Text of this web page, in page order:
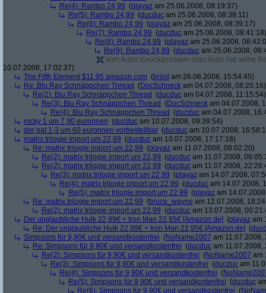
Re(4): Rambo 24,99 (playaz am 25.06.2008, 08:19:37)
Re(5): Rambo 24,99 (ducduc am 25.06.2008, 08:38:11)
Re(6): Rambo 24,99 (playaz am 25.06.2008, 08:39:17)
Re(7): Rambo 24,99 (ducduc am 25.06.2008, 08:41:18)
Re(8): Rambo 24,99 (playaz am 25.06.2008,
Re(9): Rambo 24,99 (ducduc am 25.06.2008,
Vom Autor zurückgezogen oder Autor hat seine
10.07.2008, 17:02:37)
The Fifth Element $11.95 amazon.com (brösl am 26.06.2008, 15:54:45)
Re: Blu Ray Schnäppchen Thread (DocSchneck am 04.07.2008, 08:25:16)
Re(2): Blu Ray Schnäppchen Thread (ducduc am 04.07.2008, 11:15:54)
Re(3): Blu Ray Schnäppchen Thread (DocSchneck am 04.07.2008,
Re(4): Blu Ray Schnäppchen Thread (ducduc am 04.07.2008,
rocky 1 um 7,90 euronnen (ducduc am 10.07.2008, 09:39:54)
der pat 1-3 um 60 euronnen vorbestellbar (ducduc am 10.07.2008,
matrix trilogie import um 22,99 (ducduc am 10.07.2008, 17:17:18)
Re: matrix trilogie import um 22,99 (playaz am 11.07.2008, 08:02:20)
Re(2): matrix trilogie import um 22,99 (ducduc am 11.07.2008,
Re(2): matrix trilogie import um 22,99 (ducduc am 11.07.2008,
Re(3): matrix trilogie import um 22,99 (playaz am 14.07.2008,
Re(4): matrix trilogie import um 22,99 (ducduc am 14.07.2008,
Re(5): matrix trilogie import um 22,99 (playaz am
Re: matrix trilogie import um 22,99 (bruce_wayne am 12.07.2008,
Re(2): matrix trilogie import um 22,99 (ducduc am 13.07.2008,
Der unglaubliche Hulk 22,99€ + Iron Man 22,95€ [Amazon.de] (playaz am
Re: Der unglaubliche Hulk 22,99€ + Iron Man 22,95€ [Amazon.de] (
Simpsons für 9,90€ und versandkostenfrei (NoName2007 am 11.07.2008,
Re: Simpsons für 9,90€ und versandkostenfrei (ducduc am 11.07.2008,
Re(2): Simpsons für 9,90€ und versandkostenfrei (NoName2007 am
Re(3): Simpsons für 9,90€ und versandkostenfrei (ducduc am
Re(4): Simpsons für 9,90€ und versandkostenfrei (
Re(5): Simpsons für 9,90€ und versandkostenfrei (ducduc
Re(6): Simpsons für 9,90€ und versandkostenfrei (